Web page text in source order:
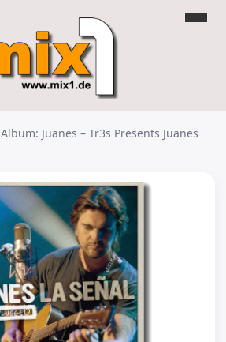
Album: Juanes – Tr3s Presents Juanes